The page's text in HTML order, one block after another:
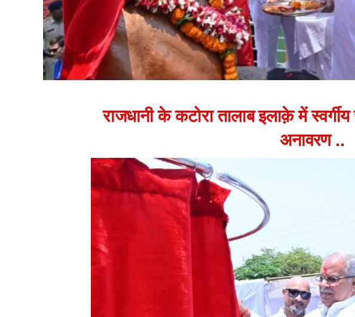
राजधानी के कटोरा तालाब इलाक़े में
अनावरण ..